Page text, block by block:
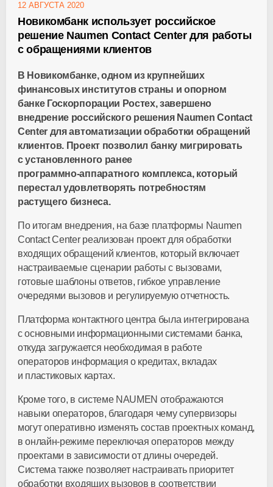
12 АВГУСТА 2020
Новикомбанк использует российское
решение Naumen Contact Center для работы
с обращениями клиентов
В Новикомбанке, одном из крупнейших
финансовых институтов страны и опорном
банке Госкорпорации Ростех, завершено
внедрение российского решения Naumen Contact
Center для автоматизации обработки обращений
клиентов. Проект позволил банку мигрировать
с установленного ранее
программно-аппаратногокомплекса, который
перестал удовлетворять потребностям
растущего бизнеса.
По итогам внедрения, на базе платформы Naumen
Contact Center реализован проект для обработки
входящих обращений клиентов, который включает
настраиваемые сценарии работы с вызовами,
готовые шаблоны ответов, гибкое управление
очередями вызовов и регулируемую отчетность.
Платформа контактного центра была интегрирована
с основными информационными системами банка,
откуда загружается необходимая в работе
операторов информация о кредитах, вкладах
и пластиковых картах.
Кроме того, в системе NAUMEN отображаются
навыки операторов, благодаря чему супервизоры
могут оперативно изменять состав проектных команд,
вонлайн-режимепереключая операторов между
проектами в зависимости от длины очередей.
Система также позволяет настраивать приоритет
обработки входящих вызовов в соответствии